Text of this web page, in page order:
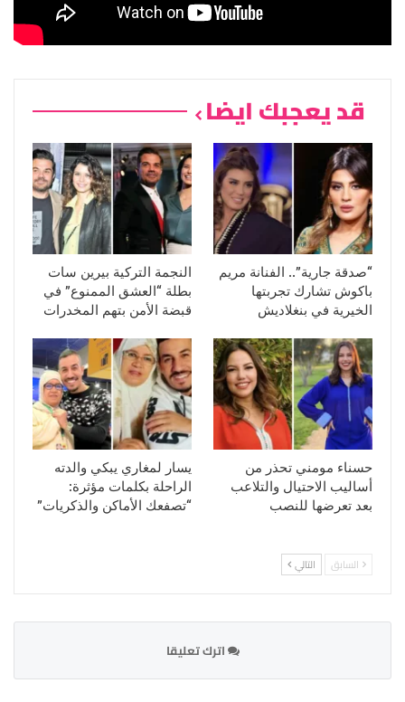
قد يعجبك ايضا
“صدقة جارية”.. الفنانة مريم
باكوش تشارك تجربتها
الخيرية في بنغلاديش
النجمة التركية بيرين سات
بطلة “العشق الممنوع” في
قبضة الأمن بتهم المخدرات
حسناء مومني تحذر من
أساليب الاحتيال والتلاعب
بعد تعرضها للنصب
يسار لمغاري يبكي والدته
الراحلة بكلمات مؤثرة:
“تصفعك الأماكن والذكريات”
السابق التالي
اترك تعليقا